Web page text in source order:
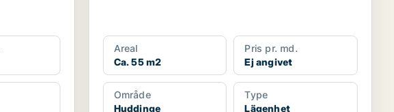
Areal
Ca. 55 m2
Pris pr. md.
Ej angivet
Område
Huddinge
Type
Lägenhet